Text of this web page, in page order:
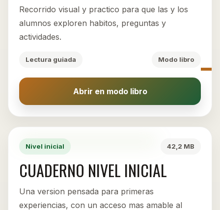
Recorrido visual y practico para que las y los
alumnos exploren habitos, preguntas y
actividades.
Lectura guiada Modo libro
Abrir en modo libro
Nivel inicial 42,2 MB
CUADERNO NIVEL INICIAL
Una version pensada para primeras
experiencias, con un acceso mas amable al